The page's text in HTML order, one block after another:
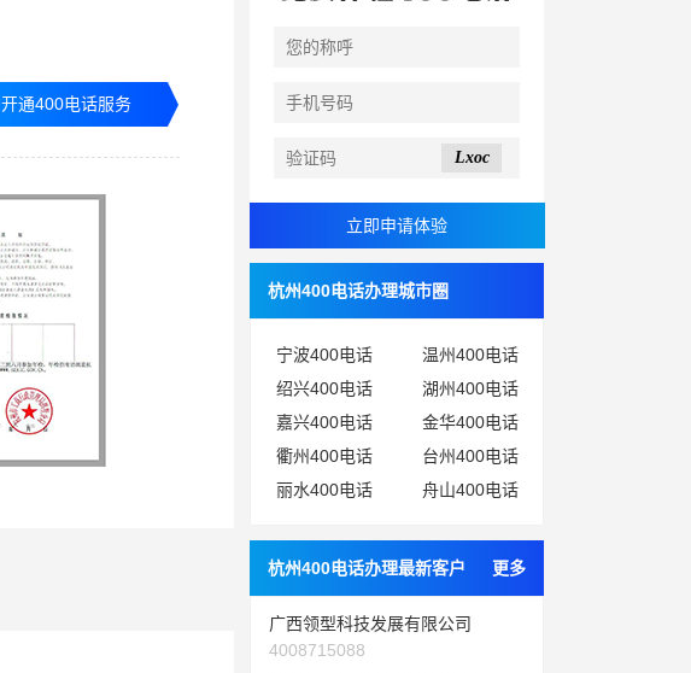
开通400电话服务
Lxoc
杭州400电话办理城市圈
宁波400电话
温州400电话
绍兴400电话
湖州400电话
嘉兴400电话
金华400电话
衢州400电话
台州400电话
丽水400电话
舟山400电话
杭州400电话办理最新客户 更多
广西领型科技发展有限公司
4008715088